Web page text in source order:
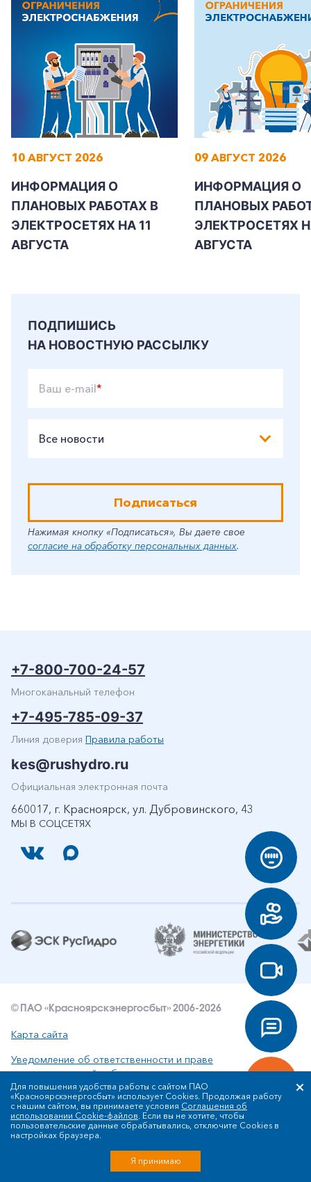
+7-800-700-24-57
Заказать обратный звонок
Частным клиентам
Корпоративным клиентам
10 АВГУСТ 2026
ИНФОРМАЦИЯ О
ПЛАНОВЫХ РАБОТАХ В
ЭЛЕКТРОСЕТЯХ НА 11
АВГУСТА
09 АВГУСТ 2026
ИНФОРМАЦИЯ О
ПЛАНОВЫХ
ЭЛЕКТРОСЕТЯХ
АВГУСТА
ПОДПИШИСЬ
НА НОВОСТНУЮ РАССЫЛКУ
Ваш e-mail*
Все новости
Подписаться
Нажимая кнопку «Подписаться», Вы даете свое
согласие на обработку персональных данных.
МЫ В СОЦСЕТЯХ
+7-800-700-24-57
Многоканальный телефон
+7-495-785-09-37
Линия доверия Правила работы
kes@rushydro.ru
Официальная электронная почта
660017, г. Красноярск, ул. Дубровинского, 43
© ПАО «Красноярскэнергосбыт» 2006-2026
Карта сайта
Уведомление об ответственности и праве
интеллектуальной собственности
Политика ПАО «Красноярскэнергосбыт» в отношении
обработки персональных данных
Для повышения удобства работы с сайтом ПАО
«Красноярскэнергосбыт» использует Cookies. Продолжая работу
с нашим сайтом, вы принимаете условия Соглашения об
использовании Cookie-файлов. Если вы не хотите, чтобы
пользовательские данные обрабатывались, отключите Cookies в
настройках браузера.
Я принимаю